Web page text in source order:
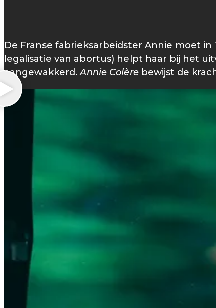
De Franse fabrieksarbeidster Annie moet
legalisatie van abortus) helpt haar bij het
aangewakkerd.Annie Colère bewijst de